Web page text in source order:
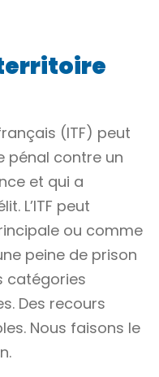
(ITF) peut
pénal contre un
et qui a
. L’ITF peut
ou comme
peine de prison
catégories
Des recours
Nous faisons le